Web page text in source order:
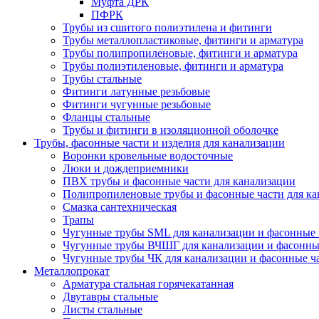
ПФРК
Трубы из сшитого полиэтилена и фитинги
Трубы металлопластиковые, фитинги и арматура
Трубы полипропиленовые, фитинги и арматура
Трубы полиэтиленовые, фитинги и арматура
Трубы стальные
Фитинги латунные резьбовые
Фитинги чугунные резьбовые
Фланцы стальные
Трубы и фитинги в изоляционной оболочке
Трубы, фасонные части и изделия для канализации
Воронки кровельные водосточные
Люки и дождеприемники
ПВХ трубы и фасонные части для канализации
Полипропиленовые трубы и фасонные части для
Смазка сантехническая
Трапы
Чугунные трубы SML для канализации и фасонные
Чугунные трубы ВЧШГ для канализации и
Чугунные трубы ЧК для канализации и фасонные
Металлопрокат
Арматура стальная горячекатанная
Двутавры стальные
Листы стальные